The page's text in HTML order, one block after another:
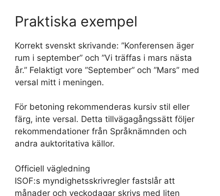
Praktiska exempel
Korrekt svenskt skrivande: ”Konferensen äger
rum i september” och ”Vi träffas i mars nästa
år.” Felaktigt vore ”September” och ”Mars” med
versal mitt i meningen.
För betoning rekommenderas kursiv stil eller
färg, inte versal. Detta tillvägagångssätt följer
rekommendationer från Språknämnden och
andra auktoritativa källor.
Officiell vägledning
ISOF:s myndighetsskrivregler fastslår att
månader och veckodagar skrivs med liten